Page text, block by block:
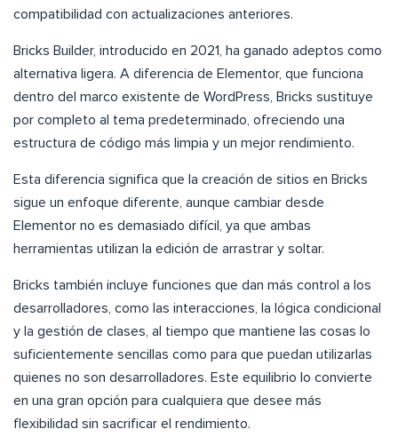
compatibilidad con actualizaciones anteriores.
Bricks Builder, introducido en 2021, ha ganado adeptos como
alternativa ligera. A diferencia de Elementor, que funciona
dentro del marco existente de WordPress, Bricks sustituye
por completo al tema predeterminado, ofreciendo una
estructura de código más limpia y un mejor rendimiento.
Esta diferencia significa que la creación de sitios en Bricks
sigue un enfoque diferente, aunque cambiar desde
Elementor no es demasiado difícil, ya que ambas
herramientas utilizan la edición de arrastrar y soltar.
Bricks también incluye funciones que dan más control a los
desarrolladores, como las interacciones, la lógica condicional
y la gestión de clases, al tiempo que mantiene las cosas lo
suficientemente sencillas como para que puedan utilizarlas
quienes no son desarrolladores. Este equilibrio lo convierte
en una gran opción para cualquiera que desee más
flexibilidad sin sacrificar el rendimiento.